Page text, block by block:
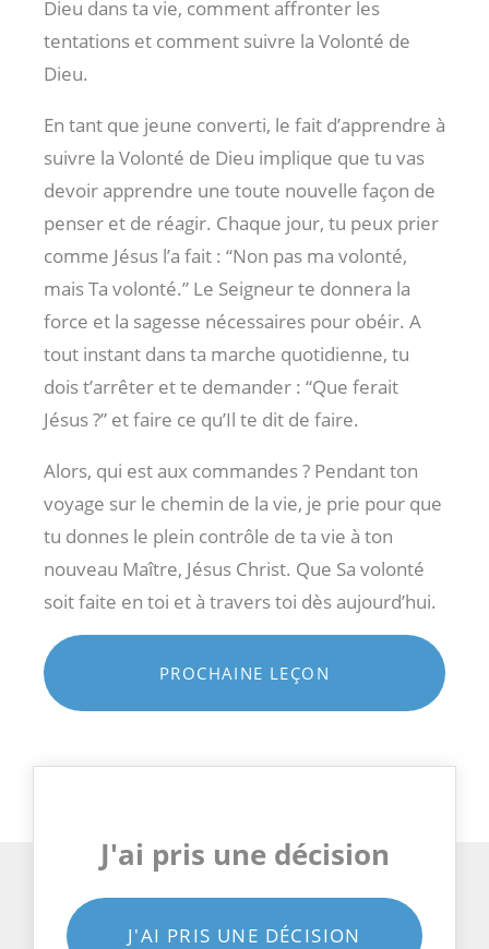
Dieu dans ta vie, comment affronter les
tentations et comment suivre la Volonté de
Dieu.
En tant que jeune converti, le fait d’apprendre à
suivre la Volonté de Dieu implique que tu vas
devoir apprendre une toute nouvelle façon de
penser et de réagir. Chaque jour, tu peux prier
comme Jésus l’a fait : “Non pas ma volonté,
mais Ta volonté.” Le Seigneur te donnera la
force et la sagesse nécessaires pour obéir. A
tout instant dans ta marche quotidienne, tu
dois t’arrêter et te demander : “Que ferait
Jésus ?” et faire ce qu’Il te dit de faire.
Alors, qui est aux commandes ? Pendant ton
voyage sur le chemin de la vie, je prie pour que
tu donnes le plein contrôle de ta vie à ton
nouveau Maître, Jésus Christ. Que Sa volonté
soit faite en toi et à travers toi dès aujourd’hui.
PROCHAINE LEÇON
J'ai pris une décision
J'AI PRIS UNE DÉCISION